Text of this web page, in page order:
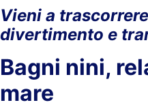
Vieni a
divertimento e
Bagni nini,
mare